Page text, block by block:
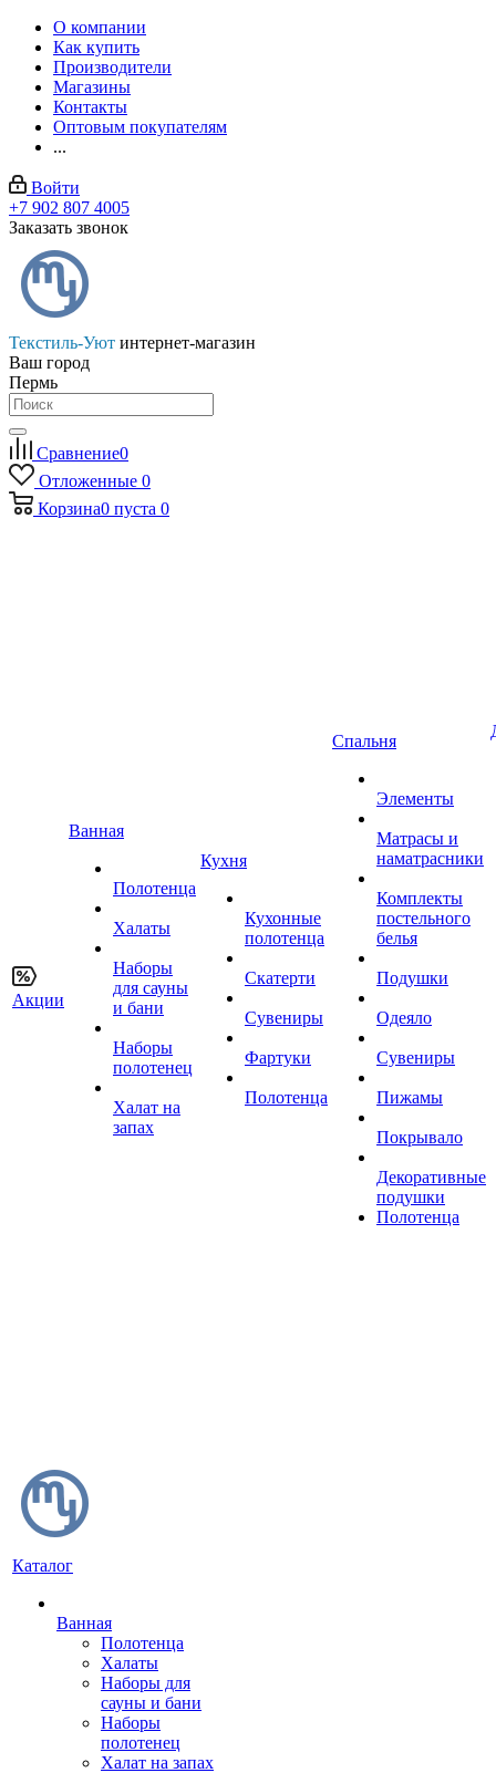
О компании
Как купить
Производители
Магазины
Контакты
Оптовым покупателям
...
Войти
+7 902 807 4005
Заказать звонок
Текстиль-Уют интернет-магазин
Ваш город
Пермь
Сравнение0
Отложенные 0
Корзина0 пуста 0
Акции
Ванная
Полотенца
Халаты
Наборы
для сауны
и бани
Наборы
полотенец
Халат на
запах
Кухня
Кухонные
полотенца
Скатерти
Сувениры
Фартуки
Полотенца
Спальня
Элементы
Матрасы и
наматрасники
Комплекты
постельного
белья
Подушки
Одеяло
Сувениры
Пижамы
Покрывало
Декоративные
подушки
Полотенца
Каталог
Ванная
Полотенца
Халаты
Наборы для
сауны и бани
Наборы
полотенец
Халат на запах